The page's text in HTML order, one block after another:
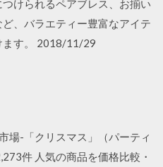
けられるペアブレス、お揃い
、バラエティー豊富なアイテ
ます。 2018/11/29
-「クリスマス」（パーティ
件 人気の商品を価格比較・